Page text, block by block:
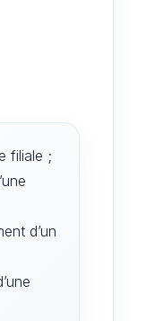
filiale ;
d’un